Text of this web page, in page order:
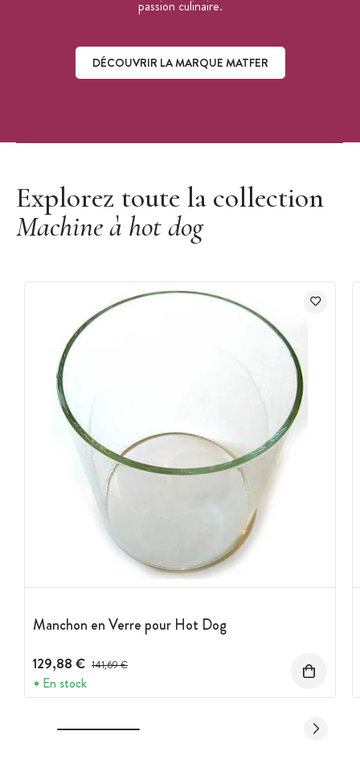
passion culinaire.
DÉCOUVRIR LA MARQUE MATFER
Explorez toute la collection
Machine à hot dog
Manchon en Verre pour Hot Dog
129,88 € Prix avant réduction :
141,69 €
En stock